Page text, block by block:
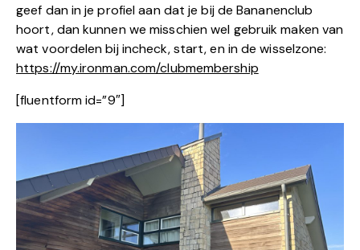
geef dan in je profiel aan dat je bij de Bananenclub
hoort, dan kunnen we misschien wel gebruik maken van
wat voordelen bij incheck, start, en in de wisselzone:
https://my.ironman.com/clubmembership
[fluentform id=”9″]